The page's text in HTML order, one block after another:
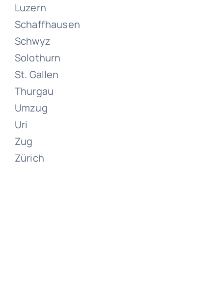
Umzüge
Zweisimmen
Juni 15, 2024
Umzüge
Luzern
Schaffhausen
Schwyz
Solothurn
St. Gallen
Thurgau
Umzug
Uri
Zug
Zürich